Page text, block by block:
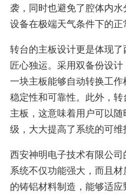
袭，同时也避免了腔体内
设备在极端天气条件下的正
转台的主板设计更是体现
匠心独运。采用双备份设
一块主板能够自动转换工
稳定性和可靠性。此外，
主板，这意味着用户可以
级，大大提高了系统的可维
西安神明电子技术有限公
系统不仅功能强大，而且
的铸铝材料制造，能够适